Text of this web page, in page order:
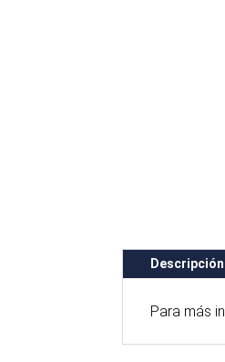
Descripción
Para más